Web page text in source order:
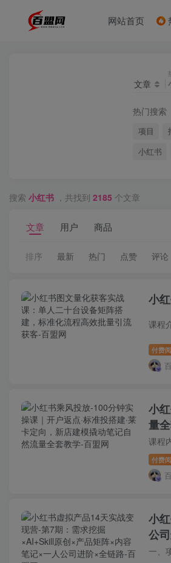
网站首页
文章
热门搜索
项目
小红书
搜索 小红书 ，共找到 2185 个文章
文章 用户 商品
排序 最新 热门 点赞 评论
小
付费
小
量
付费
小
公